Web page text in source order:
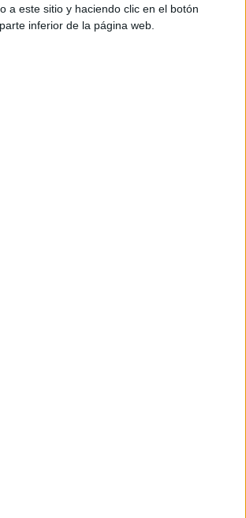
a este sitio y haciendo clic en el botón
inferior de la página web.